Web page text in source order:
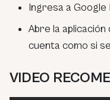
Ingresa a
Abre la
cuenta como si
VIDEO